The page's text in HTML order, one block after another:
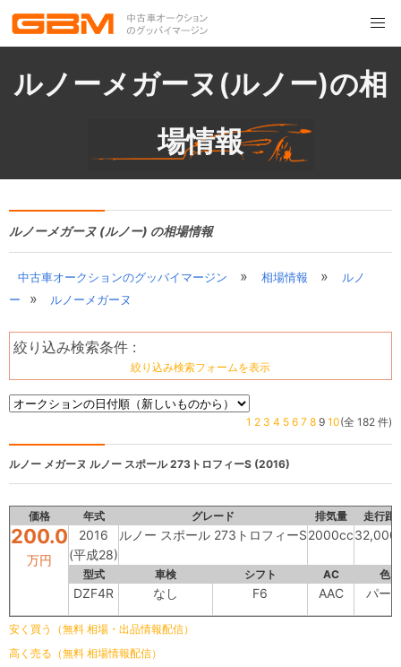
ルノーメガーヌ(ルノー)の相
場情報
ルノーメガーヌ (ルノー) の相場情報
中古車オークションのグッバイマージン » 相場情報 »
ルノ
ー
» ルノーメガーヌ
絞り込み検索条件 :
絞り込み検索フォームを表示
1 2 3 4 5 6 7 8 9 10(全 182 件)
ルノー メガーヌ ルノー スポール 273トロフィーS (2016)
価格 年式 グレード 排気量 走行距
200.0
万円
2016
(平成28)
ルノー スポール 273トロフィーS2000cc
型式 車検 シフト AC 色
DZF4R なし F6 AAC パー
安く買う（無料 相場・出品情報配信）
高く売る（無料 相場情報配信）